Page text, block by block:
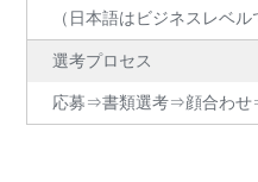
（日本語はビジネスレベル
選考プロセス
応募⇒書類選考⇒顔合わ